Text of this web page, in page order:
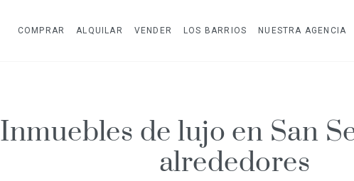
COMPRAR ALQUILAR VENDER LOS BARRIOS NUESTRA AGENCIA
Inmuebles de lujo en San
alrededores